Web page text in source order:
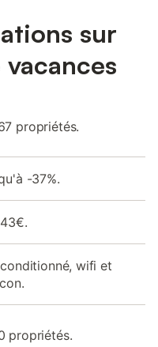
sur
propriétés.
-37%.
wifi et
propriétés.